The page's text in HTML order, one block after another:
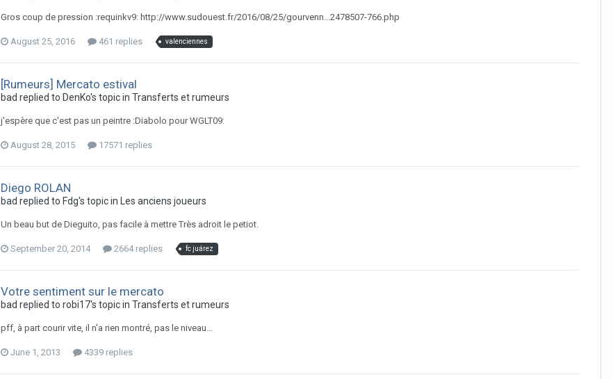
Gros coup de pression :requinkv9: http://www.sudouest.fr/2016/08/25/gourvenn...2478507-766.php
August 25, 2016 461 replies valenciennes
[Rumeurs] Mercato estival
bad replied to DenKo's topic in Transferts et rumeurs
j'espère que c'est pas un peintre :Diabolo pour WGLT09:
August 28, 2015 17571 replies
Diego ROLAN
bad replied to Fdg's topic in Les anciens joueurs
Un beau but de Dieguito, pas facile à mettre Très adroit le petiot.
September 20, 2014 2664 replies fc juárez
Votre sentiment sur le mercato
bad replied to robi17's topic in Transferts et rumeurs
pff, à part courir vite, il n'a rien montré, pas le niveau...
June 1, 2013 4339 replies